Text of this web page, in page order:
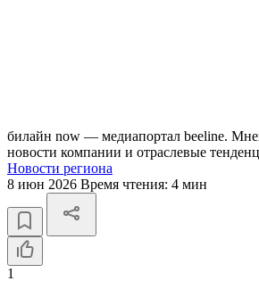
билайн now — медиапортал beeline.
новости компании и отраслевые
Новости региона
8 июн 2026 Время чтения: 4 мин
1